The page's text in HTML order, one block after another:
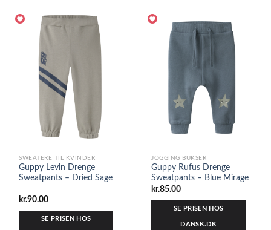
SWEATERE TIL KVINDER
Guppy Levin Drenge
Sweatpants – Dried Sage
kr.90.00
SE PRISEN HOS
JOGGING BUKSER
Guppy Rufus Drenge
Sweatpants – Blue Mirage
kr.85.00
SE PRISEN HOS
DANSK.DK